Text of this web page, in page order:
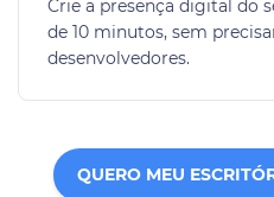
Crie a presença digital do
de 10 minutos, sem
desenvolvedores.
QUERO MEU